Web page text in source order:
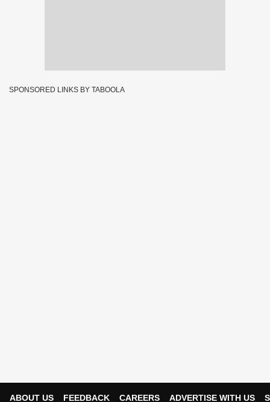
SPONSORED LINKS BY TABOOLA
ABOUT US FEEDBACK CAREERS ADVERTISE WITH US